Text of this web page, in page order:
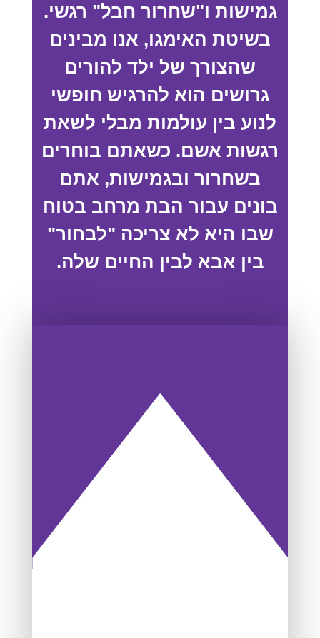
גמישות ו"שחרור חבל" רגשי.
בשיטת האימגו, אנו מבינים
שהצורך של ילד להורים
גרושים הוא להרגיש חופשי
לנוע בין עולמות מבלי לשאת
רגשות אשם. כשאתם בוחרים
בשחרור ובגמישות, אתם
בונים עבור הבת מרחב בטוח
שבו היא לא צריכה "לבחור"
בין אבא לבין החיים שלה.